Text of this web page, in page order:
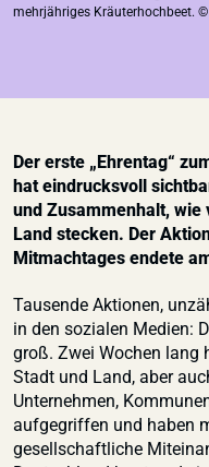
mehrjähriges Kräuterhochbeet.
Der erste „Ehrentag“
hat eindrucksvoll
und Zusammenhalt,
Land stecken. Der
Mitmachtages endete
Tausende Aktionen,
in den sozialen Medien:
groß. Zwei Wochen lang
Stadt und Land, aber
Unternehmen,
aufgegriffen und haben
gesellschaftliche